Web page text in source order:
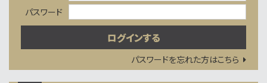
パスワード
パスワードを忘れた方はこちら